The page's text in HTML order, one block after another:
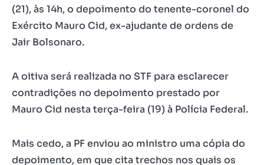
(21), às 14h, o depoimento do tenente-coronel do
Exército Mauro Cid, ex-ajudante de ordens de
Jair Bolsonaro.
A oitiva será realizada no STF para esclarecer
contradições no depoimento prestado por
Mauro Cid nesta terça-feira (19) à Polícia Federal.
Mais cedo, a PF enviou ao ministro uma cópia do
depoimento, em que cita trechos nos quais os